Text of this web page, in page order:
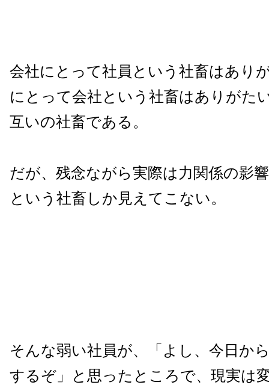
会社にとって社員という社畜はあり
にとって会社という社畜はありがた
互いの社畜である。
だが、残念ながら実際は力関係の影
という社畜しか見えてこない。
そんな弱い社員が、「よし、今日か
するぞ」と思ったところで、現実は